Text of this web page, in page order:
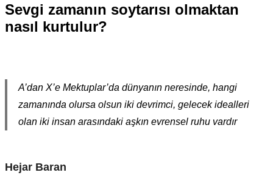
Sevgi zamanın soytarısı olmaktan
nasıl kurtulur?
A’dan X’e Mektuplar’da dünyanın neresinde, hangi
zamanında olursa olsun iki devrimci, gelecek idealleri
olan iki insan arasındaki aşkın evrensel ruhu vardır
Hejar Baran